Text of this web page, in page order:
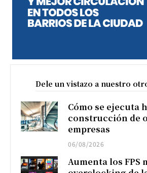
Dele un vistazo a nuestro
Cómo se ejecuta
construcción de
empresas
06/08/2026
Aumenta los FPS